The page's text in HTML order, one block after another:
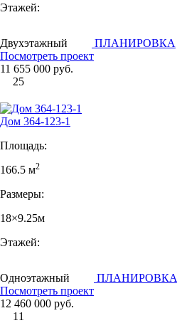
Этажей:
Двухэтажный
ПЛАНИРОВКА
Посмотреть проект
11 655 000 руб.
25
Дом 364-123-1
Площадь:
166.5 м2
Размеры:
18×9.25м
Этажей:
Одноэтажный
ПЛАНИРОВКА
Посмотреть проект
12 460 000 руб.
11